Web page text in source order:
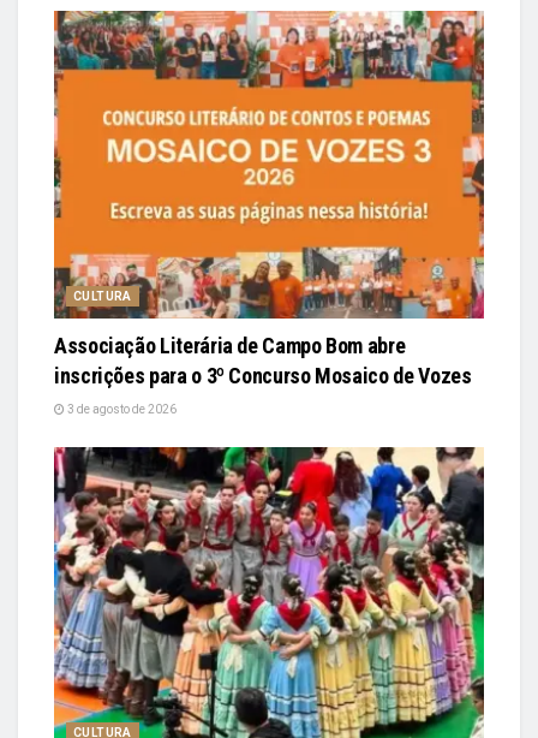
CULTURA
Associação Literária de Campo Bom abre
inscrições para o 3º Concurso Mosaico de Vozes
3 de agosto de 2026
CULTURA